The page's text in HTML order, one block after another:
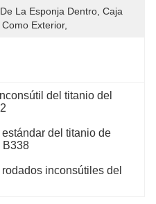
La Esponja Dentro, Caja
Exterior,
del titanio del
estándar del titanio de
B338
inconsútiles del